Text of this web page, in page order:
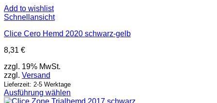
Add to wishlist
Schnellansicht
Clice Cero Hemd 2020 schwarz-gelb
8,31 €
zzgl. 19% MwSt.
zzgl. Versand
Lieferzeit: 2-5 Werktage
Ausführung wählen
Dieses